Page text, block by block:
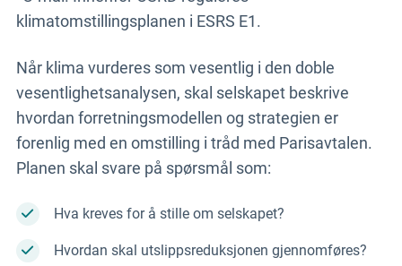
klimatomstillingsplanen i ESRS E1.
Når klima vurderes som vesentlig i den doble
vesentlighetsanalysen, skal selskapet beskrive
hvordan forretningsmodellen og strategien er
forenlig med en omstilling i tråd med Parisavtalen.
Planen skal svare på spørsmål som:
Hva kreves for å stille om selskapet?
Hvordan skal utslippsreduksjonen gjennomføres?